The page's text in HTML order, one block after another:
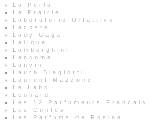
La Perla
La Prairie
Laboratorio Olfattivo
Lacoste
Lady Gaga
Lalique
Lamborghini
Lancome
Lanvin
Laura Biagiotti
Laurent Mazzone
Le Labo
Leonard
Les 12 Parfumeurs Francais
Les Contes
Les Parfums de Rosine